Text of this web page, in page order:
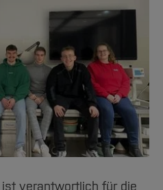
Hochschule
ist verantwortlich für die